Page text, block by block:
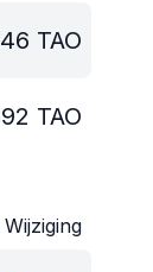
TAO
TAO